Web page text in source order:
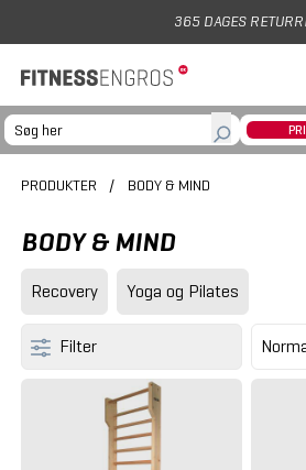
365 DAGES RETURRET
PRODUKTER / BODY & MIND
BODY & MIND
Recovery Yoga og Pilates
Filter